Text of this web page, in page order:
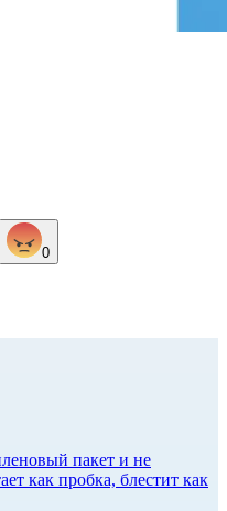
0
пакет и не
как пробка, блестит как